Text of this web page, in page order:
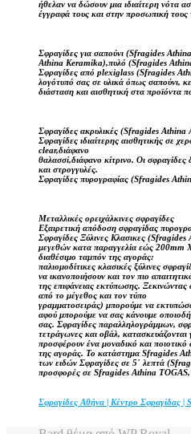
ήθελαν να δώσουν μια ιδιαίτερη νότα
έγγραφά τους και στην προσωπική τους
Σφραγίδες για σαπούνι (Sfragides
Athina Keramika),πυλό (Sfragides
Σφραγίδες από plexiglass (Sfragides
λογότυπό σας σε υλικά όπως σαπούνι,
διάσταση και αισθητική στα προϊόντα
Σφραγίδες ακρυλικές (Sfragides
Σφραγίδες ιδιαίτερης αισθητικής σε
clear,διάφανο
θαλασσί,διάφανο κίτρινο. Οι σφραγίδες
και στρογγυλές.
Σφραγίδες πυρογραφίας (Sfragides
Μεταλλικές ορειχάλκινες σφραγίδες
Εξαιρετική απόδοση σφραγίδας
Σφραγίδες Ξύλινες Κλασικες
μεγεθών κατα παραγγελία εώς 200mm
διαθέσιμο ταμπόν της αγοράς:
παλιομοδίτικες κλασικές ξύλινες
να ικανοποιήσουν και τον πιο
της επιφάνειας εκτύπωσης. Ξεκινώντας
από το μέγεθος και τον τύπο
γραμματοσειράς) μπορούμε να
αφού μπορούμε να σας κάνουμε
σας. Σφραγίδες παραλληλογράμμων,
τετράγωνες και οβάλ, κατασκευάζονται
προσφέρουν ένα μοναδικό και ποιοτικό
της αγοράς. Το κατάστημα Sfragides
των ειδών Σφραγίδες σε 5΄ λεπτά
προσφορές σε Sfragides Athina
Σφραγίδες Αθήνα | Κέντρο Σφραγίδας |